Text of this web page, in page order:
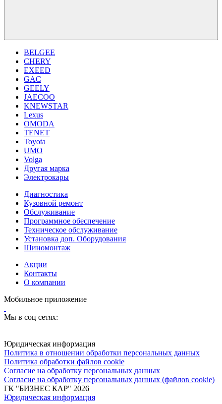
BELGEE
CHERY
EXEED
GAC
GEELY
JAECOO
KNEWSTAR
Lexus
OMODA
TENET
Toyota
UMO
Volga
Другая марка
Электрокары
Диагностика
Кузовной ремонт
Обслуживание
Программное обеспечение
Техническое обслуживание
Установка доп. Оборудования
Шиномонтаж
Акции
Контакты
О компании
Мобильное приложение
Мы в соц сетях:
Юридическая информация
Политика в отношении обработки персональных данных
Политика обработки файлов cookie
Согласие на обработку персональных данных
Согласие на обработку персональных данных (файлов cookie)
ГК "БИЗНЕС КАР" 2026
Юридическая информация